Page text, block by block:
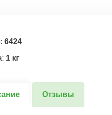
6424
1 кг
Отзывы